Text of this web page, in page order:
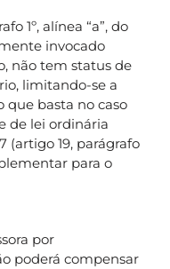
1º, alínea “a”, do
invocado
não tem status de
limitando-se a
que basta no caso
de lei ordinária
(artigo 19, parágrafo
para o
por
poderá compensar